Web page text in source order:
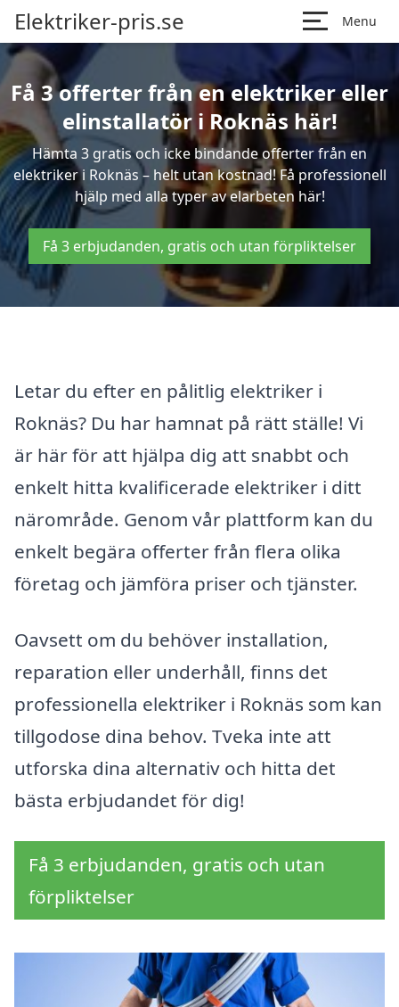
Elektriker-pris.se Menu
Få 3 offerter från en elektriker eller
elinstallatör i Roknäs här!
Hämta 3 gratis och icke bindande offerter från en
elektriker i Roknäs – helt utan kostnad! Få professionell
hjälp med alla typer av elarbeten här!
Få 3 erbjudanden, gratis och utan förpliktelser
Letar du efter en pålitlig elektriker i
Roknäs? Du har hamnat på rätt ställe! Vi
är här för att hjälpa dig att snabbt och
enkelt hitta kvalificerade elektriker i ditt
närområde. Genom vår plattform kan du
enkelt begära offerter från flera olika
företag och jämföra priser och tjänster.
Oavsett om du behöver installation,
reparation eller underhåll, finns det
professionella elektriker i Roknäs som kan
tillgodose dina behov. Tveka inte att
utforska dina alternativ och hitta det
bästa erbjudandet för dig!
Få 3 erbjudanden, gratis och utan
förpliktelser